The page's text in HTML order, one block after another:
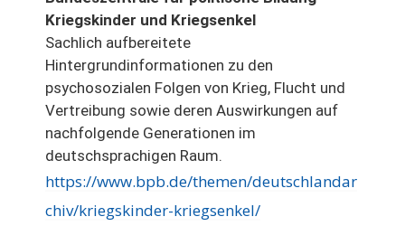
Kriegskinder und Kriegsenkel
Sachlich aufbereitete
Hintergrundinformationen zu den
psychosozialen Folgen von Krieg, Flucht und
Vertreibung sowie deren Auswirkungen auf
nachfolgende Generationen im
deutschsprachigen Raum.
https://www.bpb.de/themen/deutschlandar
chiv/kriegskinder-kriegsenkel/